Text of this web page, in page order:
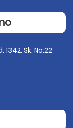
1342. Sk. No:22